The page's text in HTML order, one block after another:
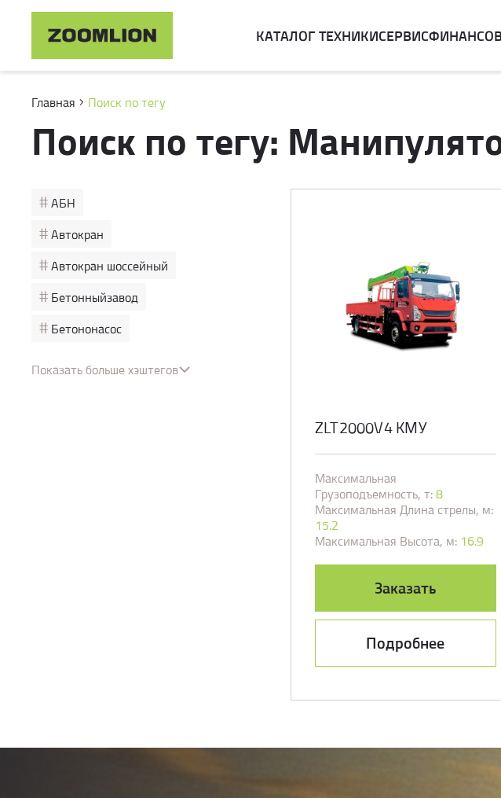
КАТАЛОГ ТЕХНИКИСЕРВИС
Главная Поиск по тегу
Поиск по тегу:
#АБН
#Автокран
#Автокран шоссейный
# Бетонныйзавод
# Бетононасос
Показать больше хэштегов
ZLT2000V4 КМУ
Максимальная
Грузоподъемность, т:8
Максимальная Длина стрелы, м:
15.2
Максимальная Высота, м: 16.9
Заказать
Подробнее